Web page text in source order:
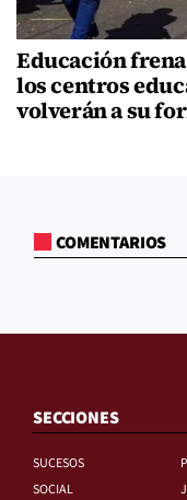
Educación
los centros
volverán a su
COMENTARIOS
SECCIONES
SUCESOS
SOCIAL